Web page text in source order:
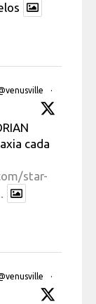
·
cada
star-
·